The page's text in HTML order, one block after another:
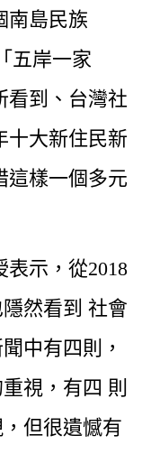
南島民族
五岸一家
看到、台灣社
十大新住民新
這樣一個多元
示，從2018
然看到 社會
中有四則，
視，有四 則
但很遺憾有